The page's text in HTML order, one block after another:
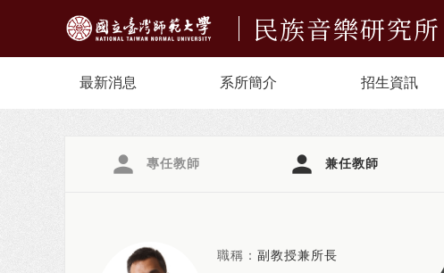
民族音樂研究所
最新消息 系所簡介 招生資訊
person 專任教師 person 兼任教師
職稱： 副教授兼所長